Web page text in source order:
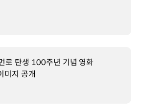
로 탄생 100주년 기념 영화
미지 공개